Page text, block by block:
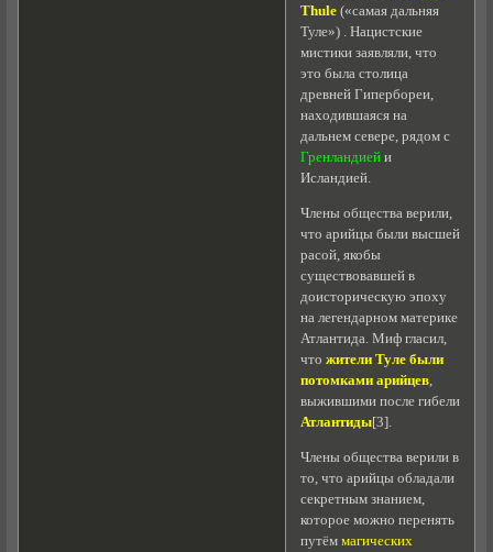
Thule(«самая дальняя
Туле») . Нацистские
мистики заявляли, что
это была столица
древней Гипербореи,
находившаяся на
дальнем севере, рядом с
Гренландией и
Исландией.
Члены общества верили,
что арийцы были высшей
расой, якобы
существовавшей в
доисторическую эпоху
на легендарном материке
Атлантида. Миф гласил,
что жители Туле были
потомками арийцев,
выжившими после гибели
Атлантиды[3].
Члены общества верили в
то, что арийцы обладали
секретным знанием,
которое можно перенять
путём магических